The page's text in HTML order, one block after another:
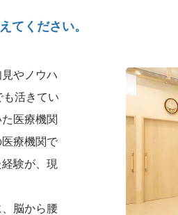
てください。
やノウハ
活きてい
医療機関
療機関で
験が、現
脳から腰